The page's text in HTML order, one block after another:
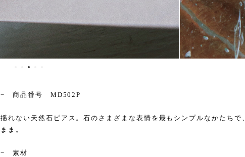
− 商品番号 MD502P
揺れない天然石ピアス。石のさまざまな表情を最もシンプルなかたちで
まま。
− 素材